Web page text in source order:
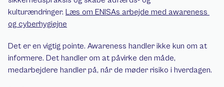
kulturændringer. Læs om ENISAs arbejde med awareness
og cyberhygiejne
Det er en vigtig pointe. Awareness handler ikke kun om at
informere. Det handler om at påvirke den måde,
medarbejdere handler på, når de møder risiko i hverdagen.